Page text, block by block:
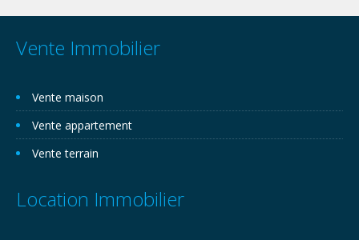
Vente Immobilier
Vente maison
Vente appartement
Vente terrain
Location Immobilier